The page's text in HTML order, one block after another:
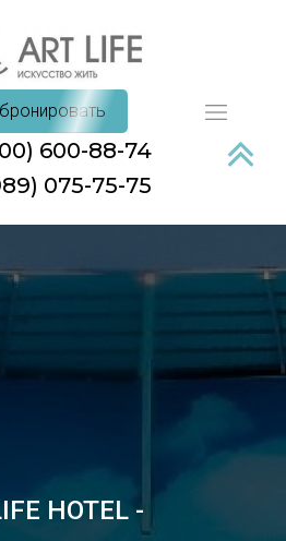
600-88-74
075-75-75
HOTEL-